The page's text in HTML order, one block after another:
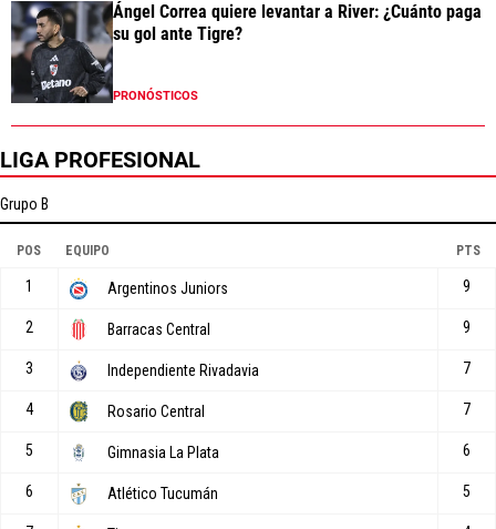
Ángel Correa quiere levantar a River: ¿Cuánto paga
su gol ante Tigre?
PRONÓSTICOS
LIGA PROFESIONAL